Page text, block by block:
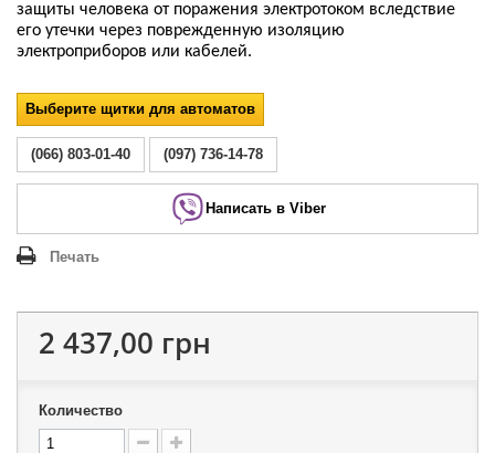
защиты человека от поражения электротоком вследствие
его утечки через поврежденную изоляцию
электроприборов или кабелей.
Выберите щитки для автоматов
(066) 803-01-40 (097) 736-14-78
Написать в Viber
Печать
2 437,00 грн
Количество